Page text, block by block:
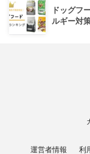
ドッグフ
ルギー対
運営者情報 利